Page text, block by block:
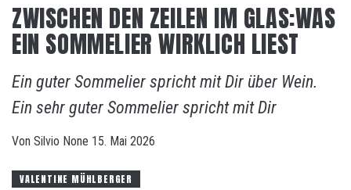
ZWISCHEN DEN ZEILEN IM GLAS:WAS
EIN SOMMELIER WIRKLICH LIEST
Ein guter Sommelier spricht mit Dir über Wein.
Ein sehr guter Sommelier spricht mit Dir
Von Silvio None 15. Mai 2026
VALENTINE MÜHLBERGER